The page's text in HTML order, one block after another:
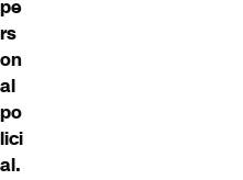
pe
rs
on
al
po
lici
al.